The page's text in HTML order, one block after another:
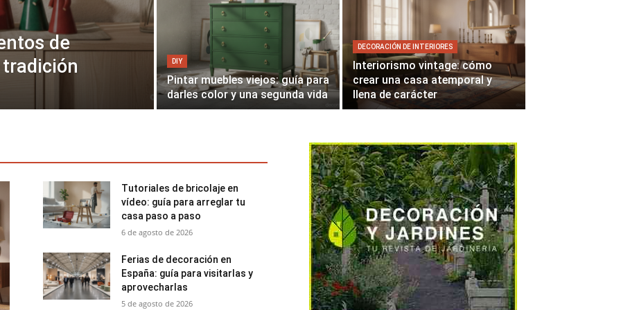
de
DIY
Pintar muebles viejos: guía para
darles color y una segunda vida
DECORACIÓN DE INTERIORES
Interiorismo vintage: cómo
crear una casa atemporal y
llena de carácter
Tutoriales de bricolaje en
vídeo: guía para arreglar tu
casa paso a paso
6 de agosto de 2026
Ferias de decoración en
España: guía para visitarlas y
aprovecharlas
5 de agosto de 2026